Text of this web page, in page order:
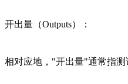
开出量（Outputs）：
相对应地，"开出量"通常指